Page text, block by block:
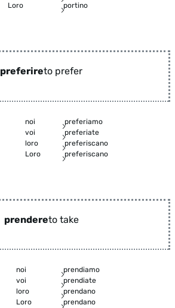
Loro
portino
preferireto prefer
noi
preferiamo
voi
preferiate
loro
preferiscano
Loro
preferiscano
prendereto take
noi
prendiamo
voi
prendiate
loro
prendano
Loro
prendano